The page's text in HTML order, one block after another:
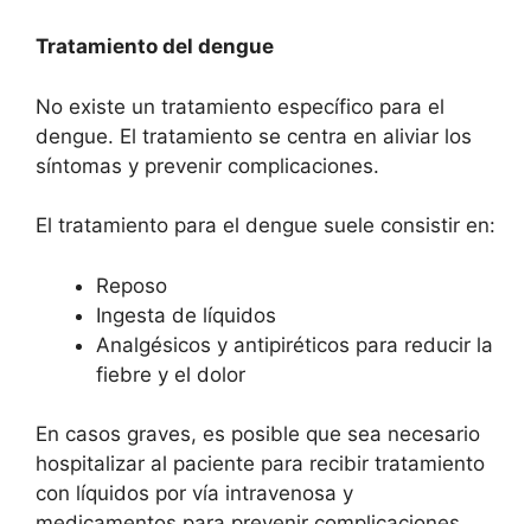
Tratamiento del dengue
No existe un tratamiento específico para el
dengue. El tratamiento se centra en aliviar los
síntomas y prevenir complicaciones.
El tratamiento para el dengue suele consistir en:
Reposo
Ingesta de líquidos
Analgésicos y antipiréticos para reducir la
fiebre y el dolor
En casos graves, es posible que sea necesario
hospitalizar al paciente para recibir tratamiento
con líquidos por vía intravenosa y